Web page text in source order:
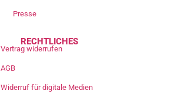
Presse
RECHTLICHES
Vertrag widerrufen
AGB
Widerruf für digitale Medien